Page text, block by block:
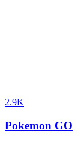
2.9K
Pokemon GO